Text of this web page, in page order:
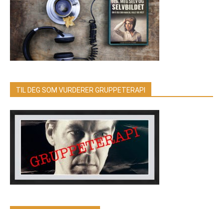
TIL DEG SOM VURDERER GRUPPETERAPI